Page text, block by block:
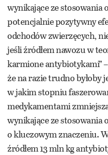
wynikające ze stosowania
potencjalnie pozytywny
odchodów zwierzęcych,
jeśli źródłem nawozu w
karmione antybiotykami”
że na razie trudno byłoby
w jakim stopniu
medykamentami
wynikające ze stosowania
o kluczowym znaczeniu.
źródłem 13 mln kg